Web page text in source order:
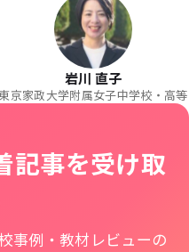
岩川 直子
東京家政大学附属女子中学校・高等
記事を受け取
事例・教材レビューの